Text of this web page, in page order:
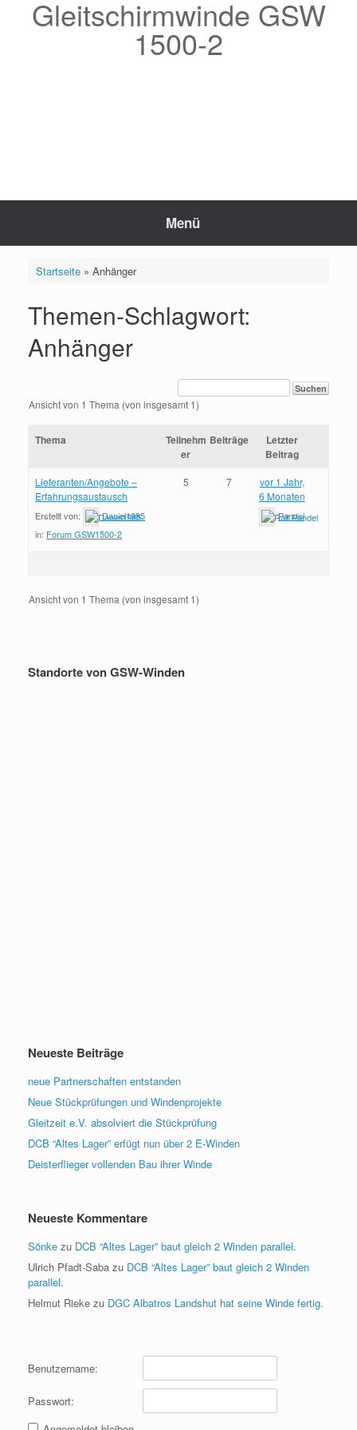
Gleitschirmwinde GSW
1500-2
Menü
Startseite» Anhänger
Themen-Schlagwort:
Anhänger
Ansicht von 1 Thema (von insgesamt 1)
Thema
Teilnehm
er
Beiträge
Letzter
Beitrag
Lieferanten/Angebote –
Erfahrungsaustausch
Erstellt von:
Daniel1985
in: Forum GSW1500-2
5 7
vor 1 Jahr,
6 Monaten
Pandel
Ansicht von 1 Thema (von insgesamt 1)
Standorte von GSW-Winden
Neueste Beiträge
neue Partnerschaften entstanden
Neue Stückprüfungen und Windenprojekte
Gleitzeit e.V. absolviert die Stückprüfung
DCB “Altes Lager” erfügt nun über 2 E-Winden
Deisterflieger vollenden Bau ihrer Winde
Neueste Kommentare
Sönke zu DCB “Altes Lager” baut gleich 2 Winden parallel.
Ulrich Pfadt-Saba zu DCB “Altes Lager” baut gleich 2 Winden
parallel.
Helmut Rieke zu DGC Albatros Landshut hat seine Winde fertig.
Benutzername:
Passwort: